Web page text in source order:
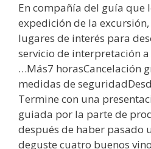
En compañía del guía que
expedición de la
lugares de interés para
servicio de interpretación
…Más7 horasCancelación
medidas de
Termine con una
guiada por la parte de
después de haber pasado
deguste cuatro buenos